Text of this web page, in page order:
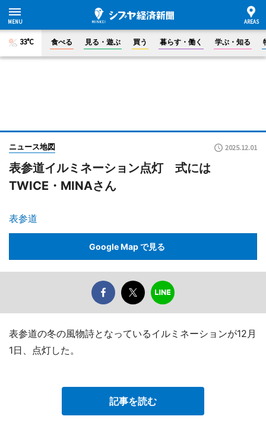
33°C 食べる 見る・遊ぶ 買う 暮らす・働く 学ぶ・知る
ニュース地図 2025.12.01
表参道イルミネーション点灯 式には
TWICE・MINAさん
表参道
Google Map で見る
表参道の冬の風物詩となっているイルミネーションが12月
1日、点灯した。
記事を読む